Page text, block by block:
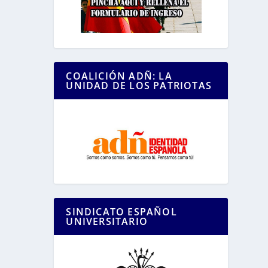
COALICIÓN ADÑ: LA
UNIDAD DE LOS PATRIOTAS
SINDICATO ESPAÑOL
UNIVERSITARIO